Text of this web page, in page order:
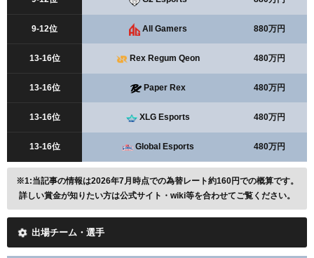
9-12位 All Gamers 880万円
13-16位 Rex Regum Qeon 480万円
13-16位 Paper Rex 480万円
13-16位 XLG Esports 480万円
13-16位 Global Esports 480万円
※1:当記事の情報は2026年7月時点での為替レート約160円での概算です。
詳しい賞金が知りたい方は公式サイト・wiki等を合わせてご覧ください。
出場チーム・選手